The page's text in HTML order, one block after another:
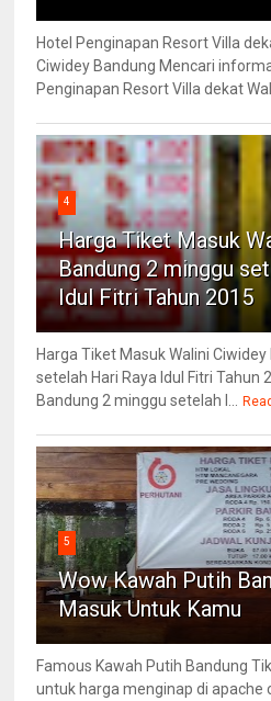
Hotel Penginapan Resort Villa
Ciwidey Bandung Mencari
Penginapan Resort Villa dekat
4
Harga Tiket Masuk
Bandung 2 minggu
Idul Fitri Tahun 2015
Harga Tiket Masuk Walini
setelah Hari Raya Idul Fitri Tahun
Bandung 2 minggu setelah l...
5
Wow Kawah Putih
Masuk Untuk Kamu
Famous Kawah Putih Bandung
untuk harga menginap di apache